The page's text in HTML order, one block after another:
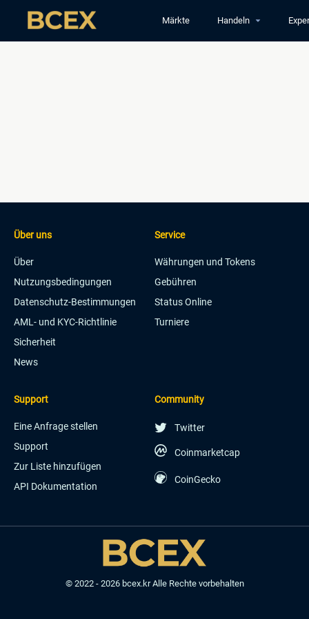
Märkte Handeln
Über uns
Über
Nutzungsbedingungen
Datenschutz-Bestimmungen
AML- und KYC-Richtlinie
Sicherheit
News
Service
Währungen und Tokens
Gebühren
Status Online
Turniere
Support
Eine Anfrage stellen
Support
Zur Liste hinzufügen
API Dokumentation
Community
Twitter
Coinmarketcap
CoinGecko
© 2022 - 2026 bcex.kr Alle Rechte vorbehalten